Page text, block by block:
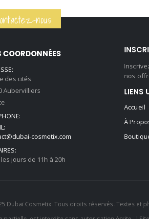
était :
59,90 €.
est :
nous
COORDONNÉES
des cités
Aubervilliers
cosmetix.com
jours de 11h à 20h
nos
LIENS
Accueil
À
Dubaï Cosmetix. Tous droits réservés. Textes et